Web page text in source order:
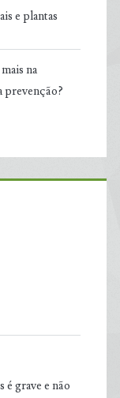
e plantas
na
prevenção?
é grave e não